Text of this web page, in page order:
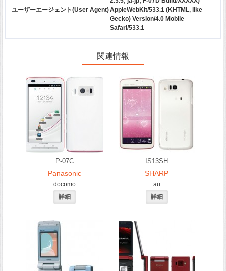
ユーザーエージェント(User Agent)AppleWebKit/533.1 (KHTML, like
Gecko) Version/4.0 Mobile
Safari/533.1
関連情報
P-07C
Panasonic
docomo
IS13SH
SHARP
au